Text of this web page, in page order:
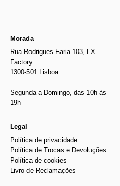
Morada
Rua Rodrigues Faria 103, LX
Factory
1300-501 Lisboa
Segunda a Domingo, das 10h às
19h
Legal
Política de privacidade
Política de Trocas e Devoluções
Política de cookies
Livro de Reclamações